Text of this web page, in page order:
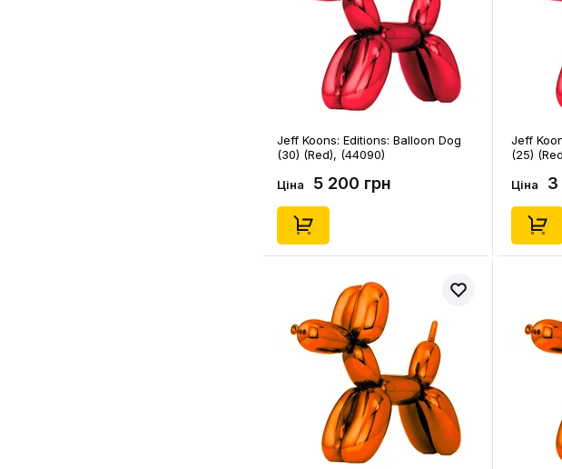
Jeff Koons: Editions: Balloon Dog
(30) (Red), (44090)
Ціна 5 200 грн
Jeff
(25)
Ціна 3